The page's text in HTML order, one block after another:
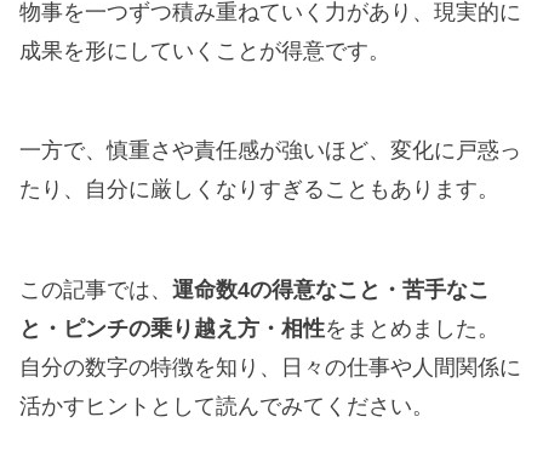
物事を一つずつ積み重ねていく力があり、現実的に
成果を形にしていくことが得意です。
一方で、慎重さや責任感が強いほど、変化に戸惑っ
たり、自分に厳しくなりすぎることもあります。
この記事では、 運命数4の得意なこと・苦手なこ
と・ピンチの乗り越え方・相性をまとめました。
自分の数字の特徴を知り、日々の仕事や人間関係に
活かすヒントとして読んでみてください。